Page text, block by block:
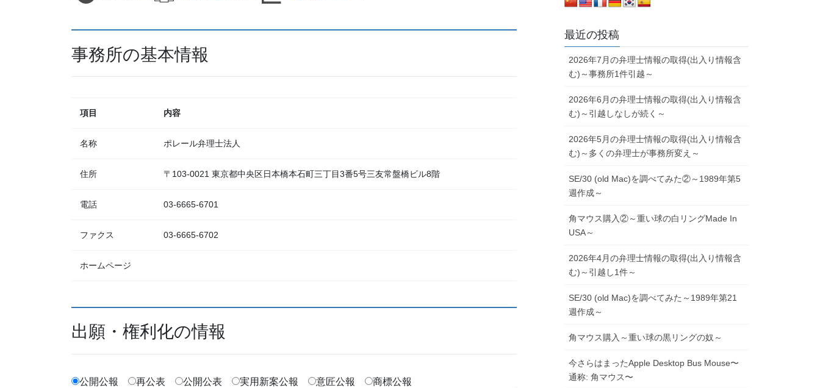
事務所の基本情報
項目 内容
名称 ポレール弁理士法人
住所 〒103-0021 東京都中央区日本橋本石町三丁目3番5号三友常盤橋ビル8階
電話 03-6665-6701
ファクス 03-6665-6702
ホームページ
出願・権利化の情報
公開公報 再公表 公開公表 実用新案公報 意匠公報 商標公報
最近の投稿
2026年7月の弁理士情報の取得(出入り情報含
む)～事務所1件引越～
2026年6月の弁理士情報の取得(出入り情報含
む)～引越しなしが続く～
2026年5月の弁理士情報の取得(出入り情報含
む)～多くの弁理士が事務所変え～
SE/30 (old Mac)を調べてみた②～1989年第5
週作成～
角マウス購入②～重い球の白リングMade In
USA～
2026年4月の弁理士情報の取得(出入り情報含
む)～引越し1件～
SE/30 (old Mac)を調べてみた～1989年第21
週作成～
角マウス購入～重い球の黒リングの奴～
今さらはまったApple Desktop Bus Mouse〜
通称: 角マウス〜